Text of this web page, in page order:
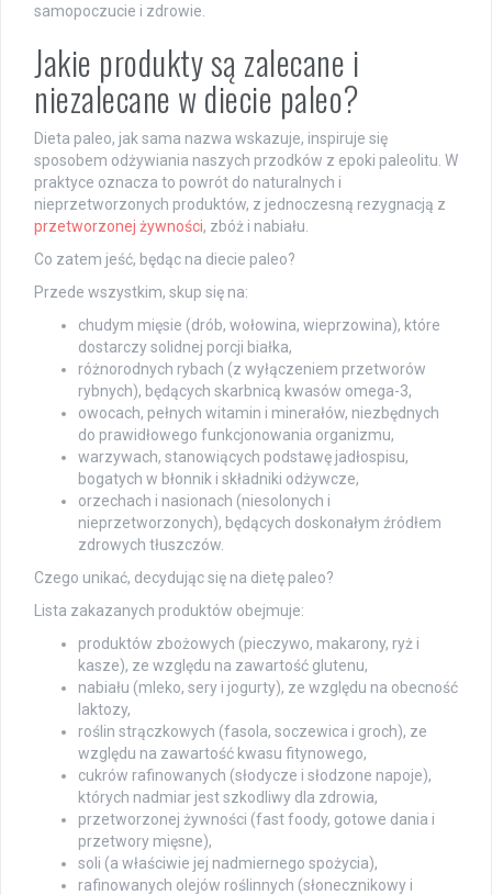
samopoczucie i zdrowie.
Jakie produkty są zalecane i
niezalecane w diecie paleo?
Dieta paleo, jak sama nazwa wskazuje, inspiruje się
sposobem odżywiania naszych przodków z epoki paleolitu. W
praktyce oznacza to powrót do naturalnych i
nieprzetworzonych produktów, z jednoczesną rezygnacją z
przetworzonej żywności, zbóż i nabiału.
Co zatem jeść, będąc na diecie paleo?
Przede wszystkim, skup się na:
chudym mięsie (drób, wołowina, wieprzowina), które
dostarczy solidnej porcji białka,
różnorodnych rybach (z wyłączeniem przetworów
rybnych), będących skarbnicą kwasów omega-3,
owocach, pełnych witamin i minerałów, niezbędnych
do prawidłowego funkcjonowania organizmu,
warzywach, stanowiących podstawę jadłospisu,
bogatych w błonnik i składniki odżywcze,
orzechach i nasionach (niesolonych i
nieprzetworzonych), będących doskonałym źródłem
zdrowych tłuszczów.
Czego unikać, decydując się na dietę paleo?
Lista zakazanych produktów obejmuje:
produktów zbożowych (pieczywo, makarony, ryż i
kasze), ze względu na zawartość glutenu,
nabiału (mleko, sery i jogurty), ze względu na obecność
laktozy,
roślin strączkowych (fasola, soczewica i groch), ze
względu na zawartość kwasu fitynowego,
cukrów rafinowanych (słodycze i słodzone napoje),
których nadmiar jest szkodliwy dla zdrowia,
przetworzonej żywności (fast foody, gotowe dania i
przetwory mięsne),
soli (a właściwie jej nadmiernego spożycia),
rafinowanych olejów roślinnych (słonecznikowy i